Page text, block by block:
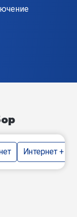
Интернет + тв